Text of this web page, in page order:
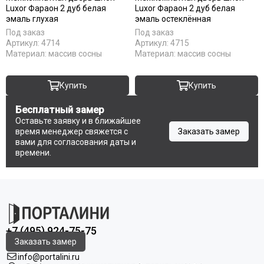
Серый
Светлый
Французский
Филадельфия
Коричневые
Крем
Латте
Магнолия
Олива
Орех
Однотонные
Платина
Пацифик
Снежный кедр
Серена керамик
Слоновая кость
Снежная королева
Luxor Фараон 2 дуб белая
эмаль глухая
Под заказ
Артикул: 4714
Материал: массив сосны
Купить
Luxor Фараон 2 дуб белая
эмаль остеклённая
Под заказ
Артикул: 4715
Материал: массив сосны
Купить
Бесплатный замер
Оставьте заявку и в ближайшее
время менеджер свяжется с
вами для согласования даты и
времени.
Заказать замер
+7 (495) 924-75-75
Заказать замер
info@portalini.ru